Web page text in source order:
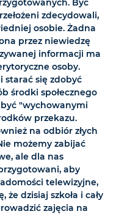
Być
zdecydowali,
osobie. Żadna
przez niewiedzę
informacji ma
osoby.
starać się zdobyć
środki społecznego
"wychowanymi
przekazu.
na odbiór złych
możemy zabijać
ale dla nas
aby
telewizyjne,
dzisiaj szkoła i cały
zajęcia na